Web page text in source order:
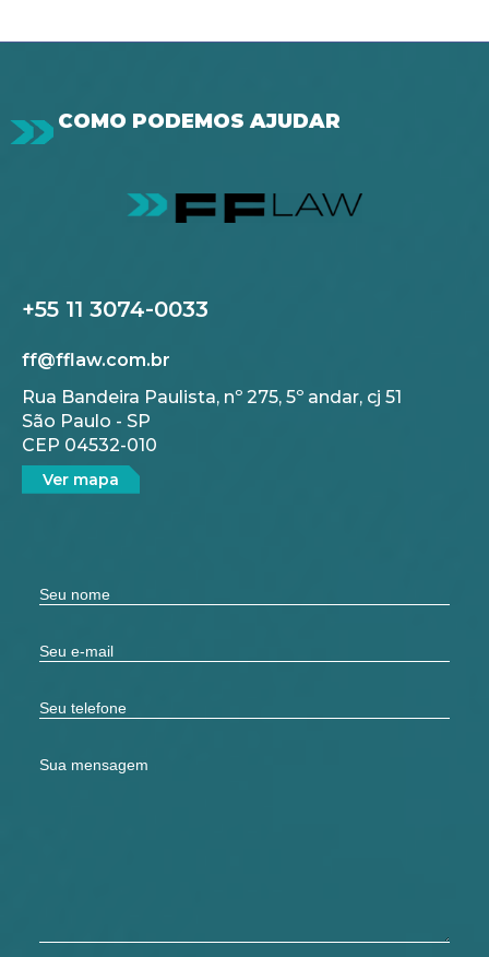
COMO PODEMOS AJUDAR
+55 11 3074-0033
ff@fflaw.com.br
Rua Bandeira Paulista, nº 275, 5º andar, cj 51
São Paulo - SP
CEP 04532-010
Ver mapa